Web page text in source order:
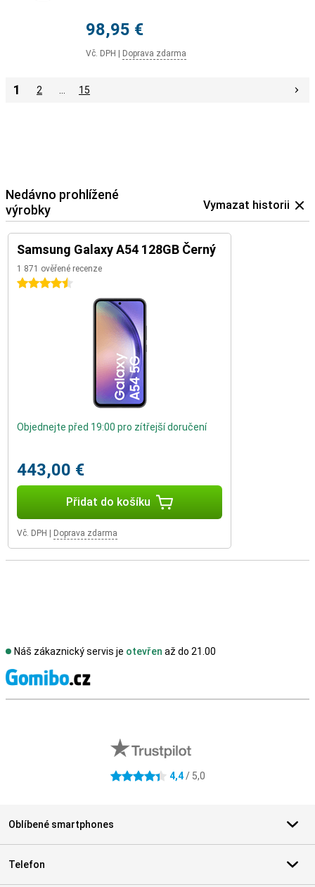
98,95 €
Vč. DPH Doprava zdarma
1 2 15
Nedávno prohlížené
výrobky
Vymazat historii
Samsung Galaxy A54 128GB Černý
1 871 ověřené recenze
4.5 hvězdičky
Objednejte před 19:00 pro zítřejší doručení
443,00 €
Přidat do košíku
Vč. DPH Doprava zdarma
Náš zákaznický servis je otevřen až do 21.00
4.4 hvězdičky4,4/ 5,0
Oblíbené smartphones
Telefon